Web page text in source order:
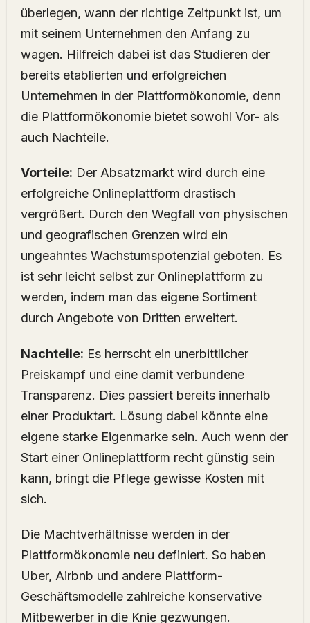
überlegen, wann der richtige Zeitpunkt ist, um
mit seinem Unternehmen den Anfang zu
wagen. Hilfreich dabei ist das Studieren der
bereits etablierten und erfolgreichen
Unternehmen in der Plattformökonomie, denn
die Plattformökonomie bietet sowohl Vor- als
auch Nachteile.
Vorteile: Der Absatzmarkt wird durch eine
erfolgreiche Onlineplattform drastisch
vergrößert. Durch den Wegfall von physischen
und geografischen Grenzen wird ein
ungeahntes Wachstumspotenzial geboten. Es
ist sehr leicht selbst zur Onlineplattform zu
werden, indem man das eigene Sortiment
durch Angebote von Dritten erweitert.
Nachteile: Es herrscht ein unerbittlicher
Preiskampf und eine damit verbundene
Transparenz. Dies passiert bereits innerhalb
einer Produktart. Lösung dabei könnte eine
eigene starke Eigenmarke sein. Auch wenn der
Start einer Onlineplattform recht günstig sein
kann, bringt die Pflege gewisse Kosten mit
sich.
Die Machtverhältnisse werden in der
Plattformökonomie neu definiert. So haben
Uber, Airbnb und andere Plattform-
Geschäftsmodelle zahlreiche konservative
Mitbewerber in die Knie gezwungen.